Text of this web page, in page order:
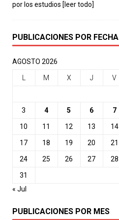
por los estudios [leer todo]
PUBLICACIONES POR FECHA
AGOSTO 2026
M X J V
3 4 5 6 7
10 11 12 13 14
17 18 19 20 21
24 25 26 27 28
31
« Jul
PUBLICACIONES POR MES